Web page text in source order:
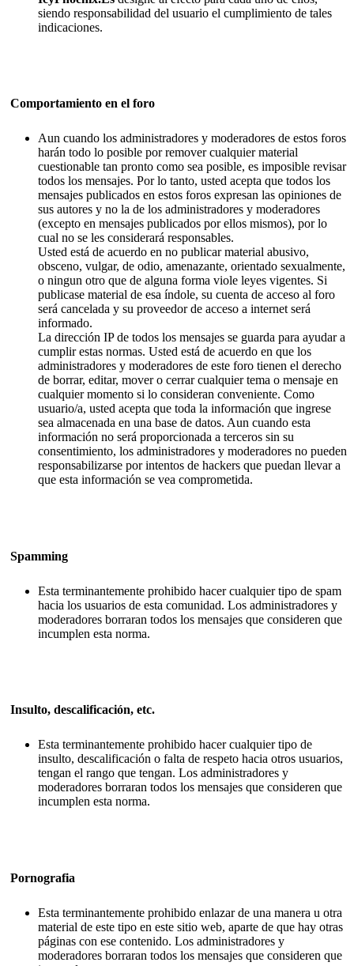
siendo responsabilidad del usuario el cumplimiento de tales
indicaciones.
Comportamiento en el foro
Aun cuando los administradores y moderadores de estos foros
harán todo lo posible por remover cualquier material
cuestionable tan pronto como sea posible, es imposible revisar
todos los mensajes. Por lo tanto, usted acepta que todos los
mensajes publicados en estos foros expresan las opiniones de
sus autores y no la de los administradores y moderadores
(excepto en mensajes publicados por ellos mismos), por lo
cual no se les considerará responsables.
Usted está de acuerdo en no publicar material abusivo,
obsceno, vulgar, de odio, amenazante, orientado sexualmente,
o ningun otro que de alguna forma viole leyes vigentes. Si
publicase material de esa índole, su cuenta de acceso al foro
será cancelada y su proveedor de acceso a internet será
informado.
La dirección IP de todos los mensajes se guarda para ayudar a
cumplir estas normas. Usted está de acuerdo en que los
administradores y moderadores de este foro tienen el derecho
de borrar, editar, mover o cerrar cualquier tema o mensaje en
cualquier momento si lo consideran conveniente. Como
usuario/a, usted acepta que toda la información que ingrese
sea almacenada en una base de datos. Aun cuando esta
información no será proporcionada a terceros sin su
consentimiento, los administradores y moderadores no pueden
responsabilizarse por intentos de hackers que puedan llevar a
que esta información se vea comprometida.
Spamming
Esta terminantemente prohibido hacer cualquier tipo de spam
hacia los usuarios de esta comunidad. Los administradores y
moderadores borraran todos los mensajes que consideren que
incumplen esta norma.
Insulto, descalificación, etc.
Esta terminantemente prohibido hacer cualquier tipo de
insulto, descalificación o falta de respeto hacia otros usuarios,
tengan el rango que tengan. Los administradores y
moderadores borraran todos los mensajes que consideren que
incumplen esta norma.
Pornografia
Esta terminantemente prohibido enlazar de una manera u otra
material de este tipo en este sitio web, aparte de que hay otras
páginas con ese contenido. Los administradores y
moderadores borraran todos los mensajes que consideren que